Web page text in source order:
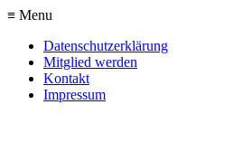
≡ Menu
Datenschutzerklärung
Mitglied werden
Kontakt
Impressum